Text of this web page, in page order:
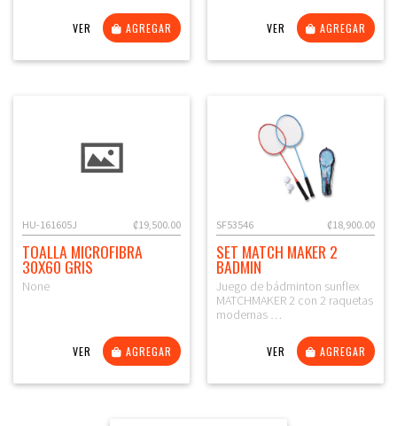
VER AGREGAR VER AGREGAR
₡19,500.00
HU-161605J
TOALLA MICROFIBRA
30X60 GRIS
None
VER AGREGAR
₡18,900.00
SF53546
SET MATCH MAKER 2
BADMIN
Juego de bádminton sunflex
MATCHMAKER 2 con 2 raquetas
modernas …
VER AGREGAR